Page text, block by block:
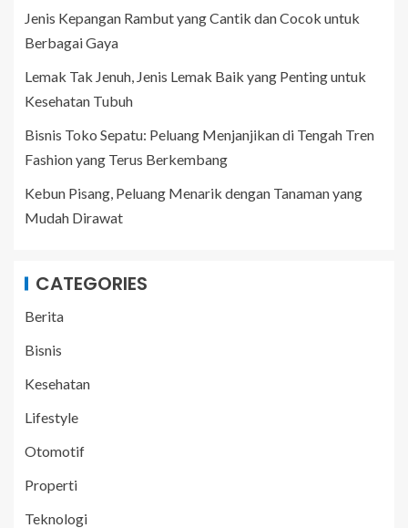
Jenis Kepangan Rambut yang Cantik dan Cocok untuk
Berbagai Gaya
Lemak Tak Jenuh, Jenis Lemak Baik yang Penting untuk
Kesehatan Tubuh
Bisnis Toko Sepatu: Peluang Menjanjikan di Tengah Tren
Fashion yang Terus Berkembang
Kebun Pisang, Peluang Menarik dengan Tanaman yang
Mudah Dirawat
CATEGORIES
Berita
Bisnis
Kesehatan
Lifestyle
Otomotif
Properti
Teknologi